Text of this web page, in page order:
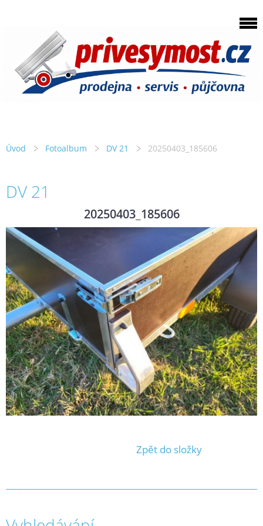
Úvod Fotoalbum DV 21 20250403_185606
DV 21
20250403_185606
Zpět do složky